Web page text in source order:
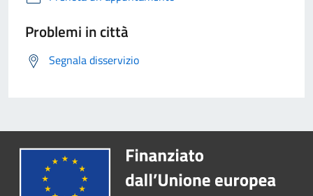
Problemi in città
Segnala disservizio